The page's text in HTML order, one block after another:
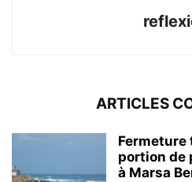
ARTICLES
Fermeture
portion de
à Marsa